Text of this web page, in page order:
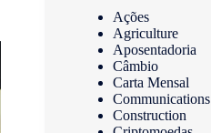
Ações
Agriculture
Aposentadoria
Câmbio
Carta Mensal
Communications
Construction